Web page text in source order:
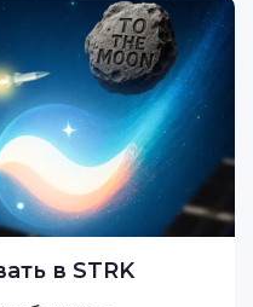
в STRK